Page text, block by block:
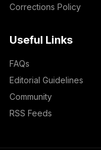
Corrections Policy
Useful Links
FAQs
Editorial Guidelines
Community
RSS Feeds